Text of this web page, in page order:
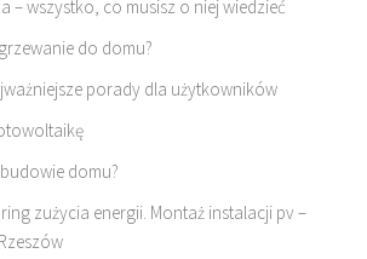
– wszystko, co musisz o niej wiedzieć
do domu?
porady dla użytkowników
domu?
zużycia energii. Montaż instalacji pv –